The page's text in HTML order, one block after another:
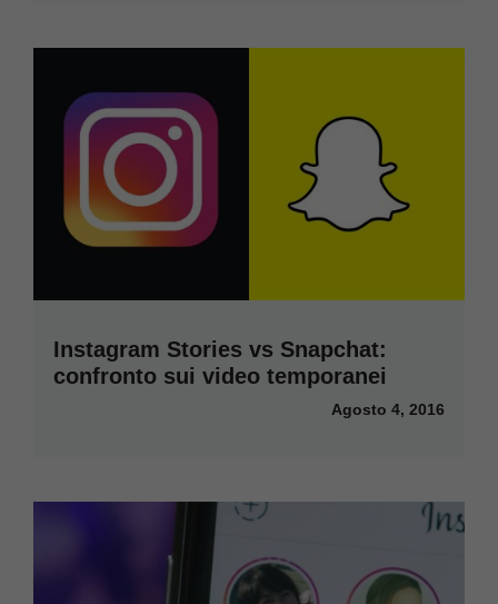
Instagram Stories vs Snapchat:
confronto sui video temporanei
Agosto 4, 2016